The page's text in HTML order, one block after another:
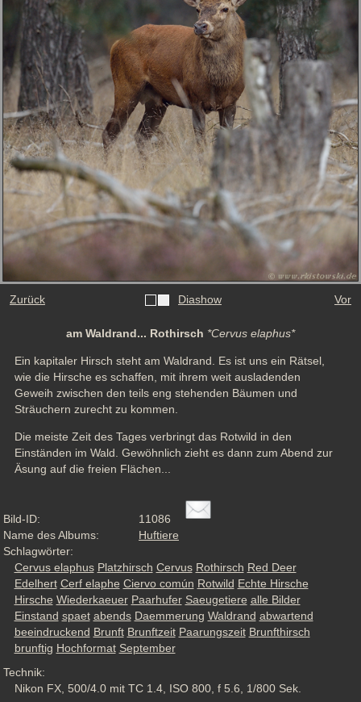
Zurück Diashow Vor
am Waldrand... Rothirsch *Cervus elaphus*
Ein kapitaler Hirsch steht am Waldrand. Es ist uns ein Rätsel,
wie die Hirsche es schaffen, mit ihrem weit ausladenden
Geweih zwischen den teils eng stehenden Bäumen und
Sträuchern zurecht zu kommen.
Die meiste Zeit des Tages verbringt das Rotwild in den
Einständen im Wald. Gewöhnlich zieht es dann zum Abend zur
Äsung auf die freien Flächen...
Bild-ID:
11086
Name des Albums:
Huftiere
Schlagwörter:
Cervus elaphus Platzhirsch Cervus Rothirsch Red Deer
Edelhert Cerf elaphe Ciervo común Rotwild Echte Hirsche
Hirsche Wiederkaeuer Paarhufer Saeugetiere alle Bilder
Einstand spaet abends Daemmerung Waldrand abwartend
beeindruckend Brunft Brunftzeit Paarungszeit Brunfthirsch
brunftig Hochformat September
Technik:
Nikon FX, 500/4.0 mit TC 1.4, ISO 800, f 5.6, 1/800 Sek.